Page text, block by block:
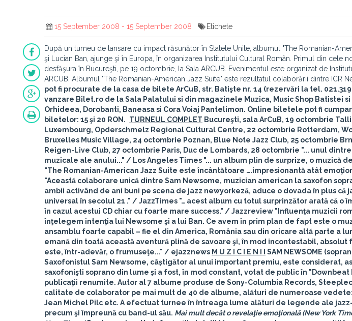
15 September 2008 - 15 September 2008 Etichete
După un turneu de lansare cu impact răsunător în Statele Unite, albumul "The Romanian-
şi Lucian Ban, ajunge şi în Europa, în organizarea Institutului Cultural Român. Primul din cele
desfăşura în Bucureşti, pe 19 octombrie, la Sala ARCUB. Evenimentul este organizat de
ARCUB. Albumul "The Romanian-American Jazz Suite" este rezultatul colaborării dintre ICR
pot fi procurate de la casa de bilete ArCuB, str. Batişte nr. 14 (rezervări la tel.
vanzare Bilet.ro de la Sala Palatului si din magazinele Muzica, Music Shop Batistei
Orhideea, Dorobanti, Baneasa si Cora Voiaj Pantelimon. Online biletele pot fi
biletelor: 15 şi 20 RON. TURNEUL COMPLET Bucureşti, sala ArCuB, 19 octombrie
Luxembourg, Opderschmelz Regional Cultural Centre, 22 octombrie Rotterdam,
Bruxelles Music Village, 24 octombrie Poznan, Blue Note Jazz Club, 25 octombrie
Reigen-Live Club, 27 octombrie Paris, Duc de Lombards, 28 octombrie "... unul
muzicale ale anului..." / Los Angeles Times "... un album plin de surprize, o muzică
"The Romanian-American Jazz Suite este încântătoare ….impresionantă atât
"Această colaborare unică dintre Sam Newsome, muzician american la saxofon
ambii activând de ani buni pe scena de jazz newyorkeză, aduce o dovada în plus
universal în secolul 21 ." /JazzTimes "… acest album cu totul surprinzător arată că o
în cazul acestui CD chiar cu foarte mare success." /Jazzreview "Influenţa muzicii
înţelegem intenţia lui Newsome şi a lui Ban. Ce avem în prim plan de fapt este o
ansamblu foarte capabil – fie el din America, România sau din oricare altă parte a
emană din toată această aventură plină de savoare şi, în mod incontestabil, absolut
este, într-adevăr, o frumuseţe..." / ejazznews M U Z I C I E N I I
SAM NEWSOME
Saxofonistul Sam Newsome, câştigător al unui important premiu, este considerat,
saxofonişti soprano din lume şi a fost, în mod constant, votat de public în "Downbeat
publicaţii renumite. Autor al 7 albume produse de Sony-Columbia Records,
calitate de colaborator pe mai mult de 40 de albume, alături de numeroase
Jean Michel Pilc etc. A efectuat turnee în întreaga lume alături de legende ale
precum şi împreună cu band-ul său. Mai mult decât o revelaţie emoţională (New York